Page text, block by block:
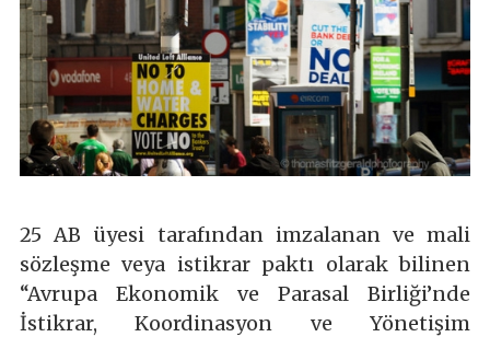
25 AB üyesi tarafından imzalanan ve mali
sözleşme veya istikrar paktı olarak bilinen
“Avrupa Ekonomik ve Parasal Birliği’nde
İstikrar, Koordinasyon ve Yönetişim